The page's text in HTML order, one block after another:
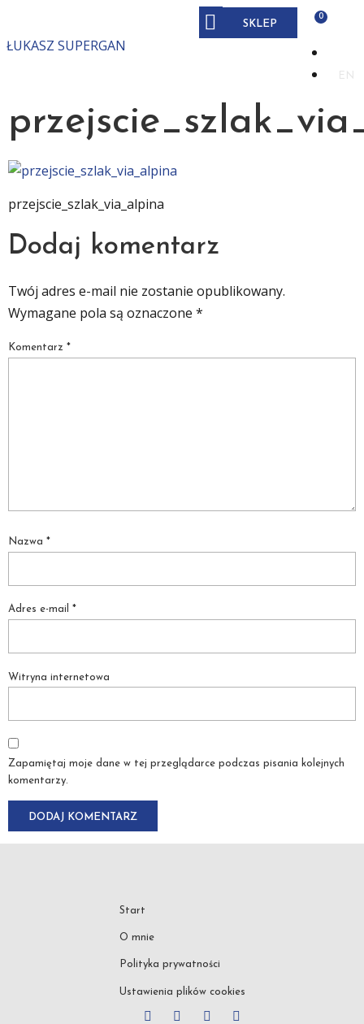
ŁUKASZ SUPERGAN
SKLEP
EN
przejscie_szlak_via_alpina
Dodaj komentarz
Twój adres e-mail nie zostanie opublikowany.
Wymagane pola są oznaczone *
Komentarz *
Nazwa *
Adres e-mail *
Witryna internetowa
Zapamiętaj moje dane w tej przeglądarce podczas pisania kolejnych
komentarzy.
Start
O mnie
Polityka prywatności
Ustawienia plików cookies